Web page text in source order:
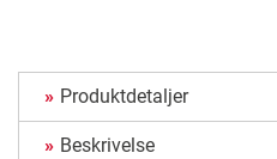
Produktdetaljer
Beskrivelse